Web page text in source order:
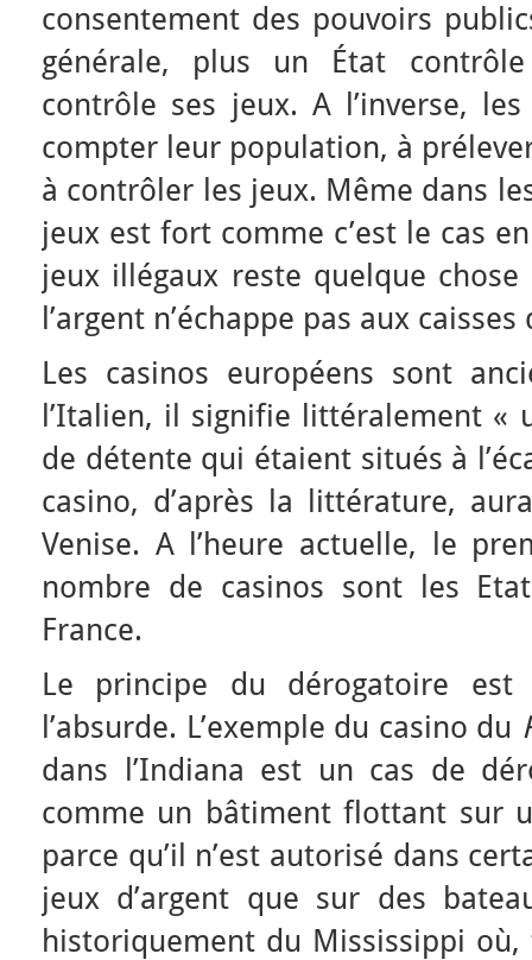
consentement des pouvoirs
générale, plus un État
contrôle ses jeux. A l’inverse,
compter leur population, à
à contrôler les jeux. Même dans
jeux est fort comme c’est le cas
jeux illégaux reste quelque
l’argent n’échappe pas aux caisses
Les casinos européens sont
l’Italien, il signifie littéralement «
de détente qui étaient situés à
casino, d’après la littérature,
Venise. A l’heure actuelle, le
nombre de casinos sont les
France.
Le principe du dérogatoire est
l’absurde. L’exemple du casino du
dans l’Indiana est un cas de
comme un bâtiment flottant sur
parce qu’il n’est autorisé dans
jeux d’argent que sur des
historiquement du Mississippi